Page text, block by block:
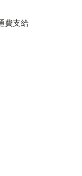
費支給